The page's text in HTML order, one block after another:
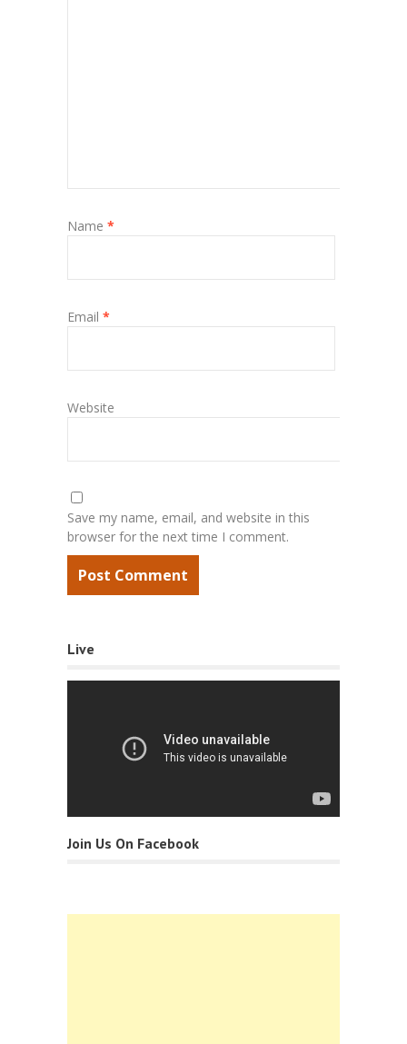
Name *
Email *
Website
Save my name, email, and website in this
browser for the next time I comment.
Live
Join Us On Facebook